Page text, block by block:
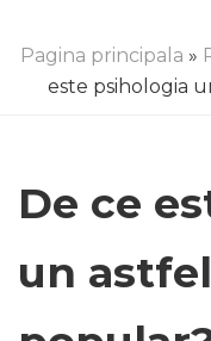
Pagina principala »
este psihologia
De ce
un